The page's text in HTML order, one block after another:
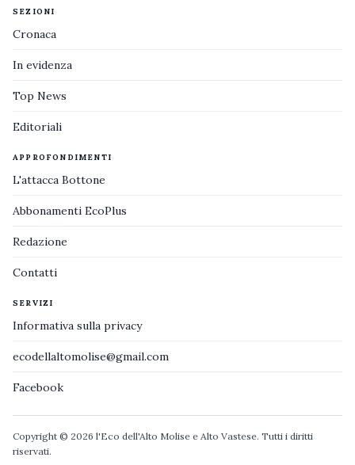
SEZIONI
Cronaca
In evidenza
Top News
Editoriali
APPROFONDIMENTI
L'attacca Bottone
Abbonamenti EcoPlus
Redazione
Contatti
SERVIZI
Informativa sulla privacy
ecodellaltomolise@gmail.com
Facebook
Copyright © 2026 l'Eco dell'Alto Molise e Alto Vastese. Tutti i diritti
riservati.